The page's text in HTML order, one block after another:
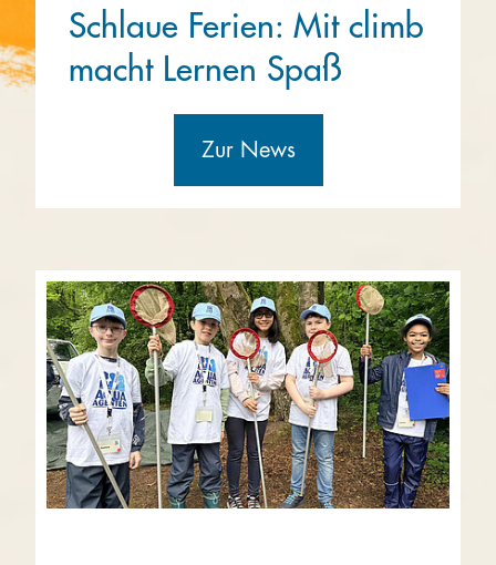
Schlaue Ferien: Mit climb
macht Lernen Spaß
Zur News